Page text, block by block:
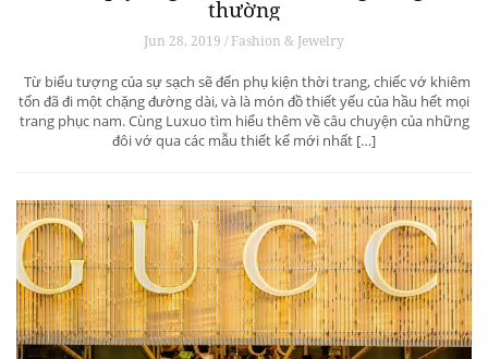
thường
Jun 28, 2019 / Fashion & Jewelry
Từ biểu tượng của sự sạch sẽ đến phụ kiện thời trang, chiếc vớ khiêm
tốn đã đi một chặng đường dài, và là món đồ thiết yếu của hầu hết mọi
trang phục nam. Cùng Luxuo tìm hiểu thêm về câu chuyện của những
đôi vớ qua các mẫu thiết kế mới nhất […]